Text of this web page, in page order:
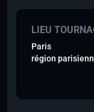
LIEU
Paris
région